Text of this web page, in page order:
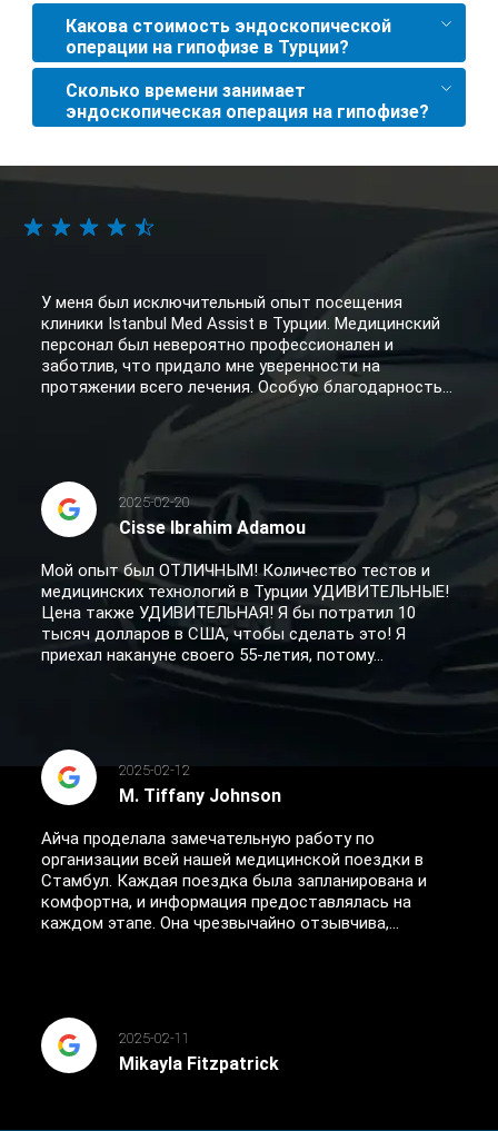
Какова стоимость эндоскопической
операции на гипофизе в Турции?
Сколько времени занимает
эндоскопическая операция на гипофизе?
У меня был исключительный опыт посещения
клиники Istanbul Med Assist в Турции. Медицинский
персонал был невероятно профессионален и
заботлив, что придало мне уверенности на
протяжении всего лечения. Особую благодарность...
2025-02-20
Cisse Ibrahim Adamou
Мой опыт был ОТЛИЧНЫМ! Количество тестов и
медицинских технологий в Турции УДИВИТЕЛЬНЫЕ!
Цена также УДИВИТЕЛЬНАЯ! Я бы потратил 10
тысяч долларов в США, чтобы сделать это! Я
приехал накануне своего 55-летия, потому...
2025-02-12
M. Tiffany Johnson
Айча проделала замечательную работу по
организации всей нашей медицинской поездки в
Стамбул. Каждая поездка была запланирована и
комфортна, и информация предоставлялась на
каждом этапе. Она чрезвычайно отзывчива,...
2025-02-11
Mikayla Fitzpatrick